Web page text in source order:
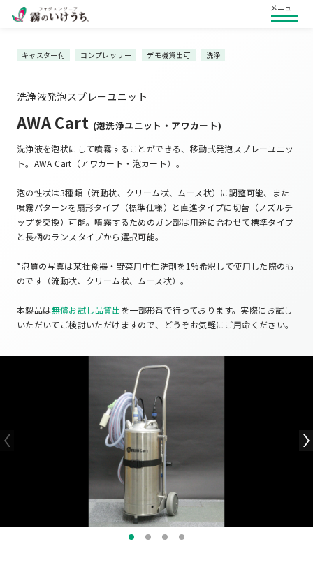
メニュー
キャスター付 コンプレッサー デモ機貸出可 洗浄
洗浄液発泡スプレーユニット
AWA Cart (泡洗浄ユニット・アワカート)
洗浄液を泡状にして噴霧することができる、移動式発泡スプレーユニッ
ト。AWA Cart（アワカート・泡カート）。
泡の性状は3種類（流動状、クリーム状、ムース状）に調整可能、また
噴霧パターンを扇形タイプ（標準仕様）と直進タイプに切替（ノズルチ
ップを交換）可能。噴霧するためのガン部は用途に合わせて標準タイプ
と長柄のランスタイプから選択可能。
*泡質の写真は某社食器・野菜用中性洗剤を1%希釈して使用した際のも
のです（流動状、クリーム状、ムース状）。
本製品は無償お試し品貸出を一部形番で行っております。実際にお試し
いただいてご検討いただけますので、どうぞお気軽にご用命ください。